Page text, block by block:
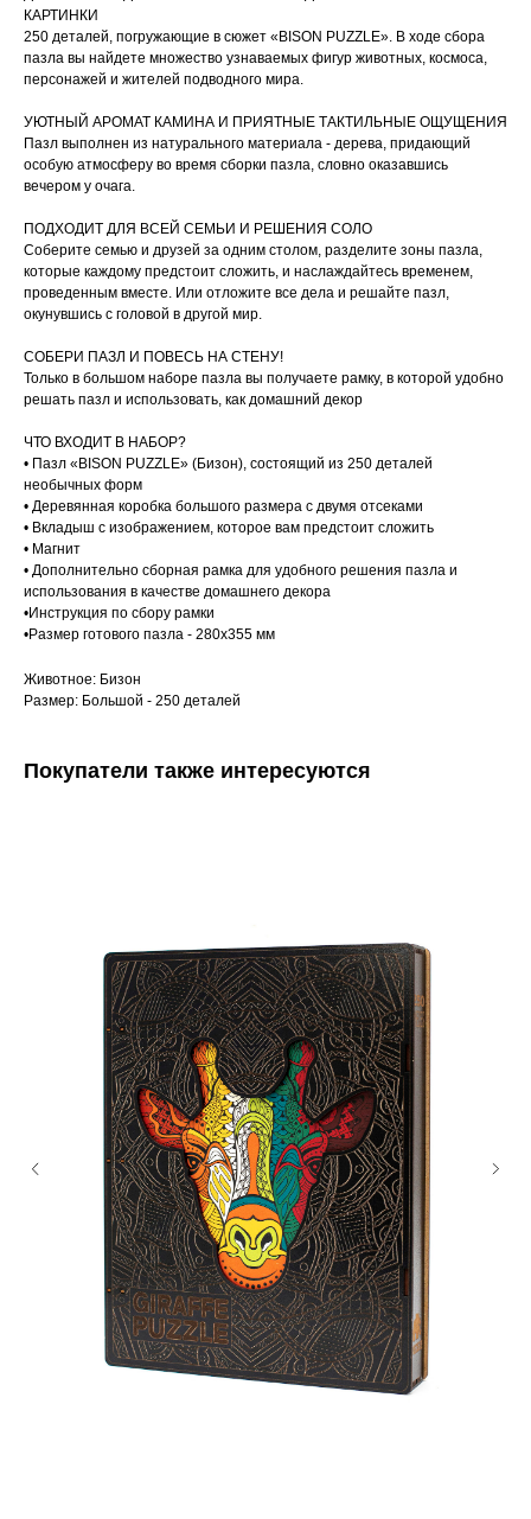
КАРТИНКИ
250 деталей, погружающие в сюжет «BISON PUZZLE». В ходе сбора
пазла вы найдете множество узнаваемых фигур животных, космоса,
персонажей и жителей подводного мира.
УЮТНЫЙ АРОМАТ КАМИНА И ПРИЯТНЫЕ ТАКТИЛЬНЫЕ ОЩУЩЕНИЯ
Пазл выполнен из натурального материала - дерева, придающий
особую атмосферу во время сборки пазла, словно оказавшись
вечером у очага.
ПОДХОДИТ ДЛЯ ВСЕЙ СЕМЬИ И РЕШЕНИЯ СОЛО
Соберите семью и друзей за одним столом, разделите зоны пазла,
которые каждому предстоит сложить, и наслаждайтесь временем,
проведенным вместе. Или отложите все дела и решайте пазл,
окунувшись с головой в другой мир.
СОБЕРИ ПАЗЛ И ПОВЕСЬ НА СТЕНУ!
Только в большом наборе пазла вы получаете рамку, в которой удобно
решать пазл и использовать, как домашний декор
ЧТО ВХОДИТ В НАБОР?
• Пазл «BISON PUZZLE» (Бизон), состоящий из 250 деталей
необычных форм
• Деревянная коробка большого размера с двумя отсеками
• Вкладыш с изображением, которое вам предстоит сложить
• Магнит
• Дополнительно сборная рамка для удобного решения пазла и
использования в качестве домашнего декора
•Инструкция по сбору рамки
•Размер готового пазла - 280х355 мм
Животное: Бизон
Размер: Большой - 250 деталей
Покупатели также интересуются